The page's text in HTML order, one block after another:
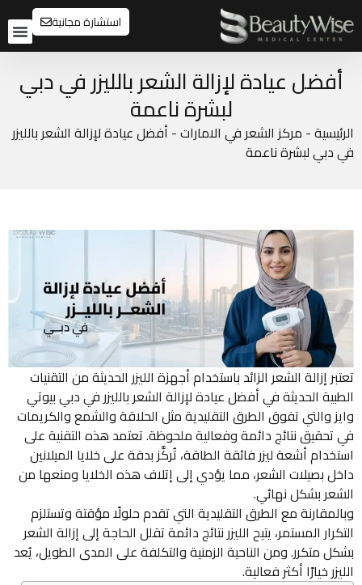
استشارة مجانية
أفضل عيادة لإزالة الشعر بالليزر في دبي
لبشرة ناعمة
الرئيسية- مركز الشعر في الامارات- أفضل عيادة لإزالة الشعر بالليزر
في دبي لبشرة ناعمة
تعتبر إزالة الشعر الزائد باستخدام أجهزة الليزر الحديثة من التقنيات
الطبية الحديثة في أفضل عيادة لإزالة الشعر بالليزر في دبي بيوتي
وايز والتي تفوق الطرق التقليدية مثل الحلاقة والشمع والكريمات
في تحقيق نتائج دائمة وفعالية ملحوظة. تعتمد هذه التقنية على
استخدام أشعة ليزر فائقة الطاقة، تُركَّز بدقة على خلايا الميلانين
داخل بصيلات الشعر، مما يؤدي إلى إتلاف هذه الخلايا ومنعها من
الشعر بشكل نهائي.
وبالمقارنة مع الطرق التقليدية التي تقدم حلولًا مؤقتة وتستلزم
التكرار المستمر، يتيح الليزر نتائج دائمة تقلل الحاجة إلى إزالة الشعر
بشكل متكرر. ومن الناحية الزمنية والتكلفة على المدى الطويل، يُعد
الليزر خيارًا أكثر فعالية.